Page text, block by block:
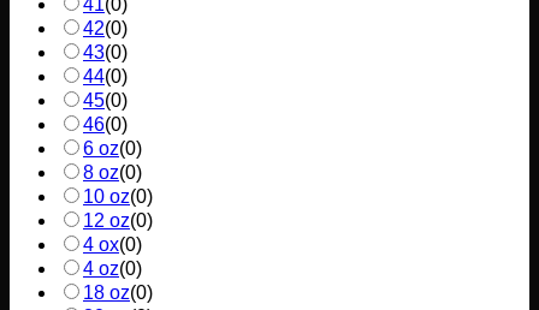
41(0)
42(0)
43(0)
44(0)
45(0)
46(0)
6 oz(0)
8 oz(0)
10 oz(0)
12 oz(0)
4 ox(0)
4 oz(0)
18 oz(0)